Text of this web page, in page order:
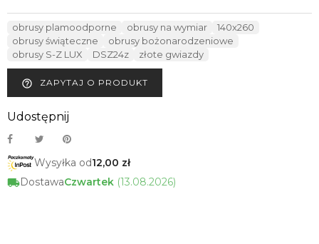
obrusy plamoodporne obrusy na wymiar
140x260
obrusy świąteczne
obrusy bożonarodzeniowe
obrusy S-Z LUX
DSZ24z złote gwiazdy
help_outline ZAPYTAJ O PRODUKT
Udostępnij
Wysyłka od12,00 zł
DostawaCzwartek (13.08.2026)